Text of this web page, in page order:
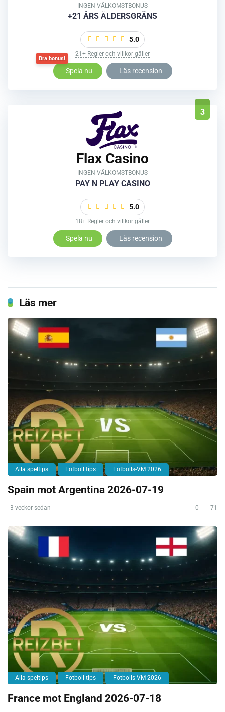
INGEN VÄLKOMSTBONUS
+21 ÅRS ÅLDERSGRÄNS
5.0
21+ Regler och villkor gäller
Spela nu Läs recension
3
Flax Casino
INGEN VÄLKOMSTBONUS
PAY N PLAY CASINO
5.0
18+ Regler och villkor gäller
Spela nu Läs recension
Läs mer
Alla speltips Fotboll tips Fotbolls-VM 2026
Spain mot Argentina 2026-07-19
3 veckor sedan 0 71
Alla speltips Fotboll tips Fotbolls-VM 2026
France mot England 2026-07-18